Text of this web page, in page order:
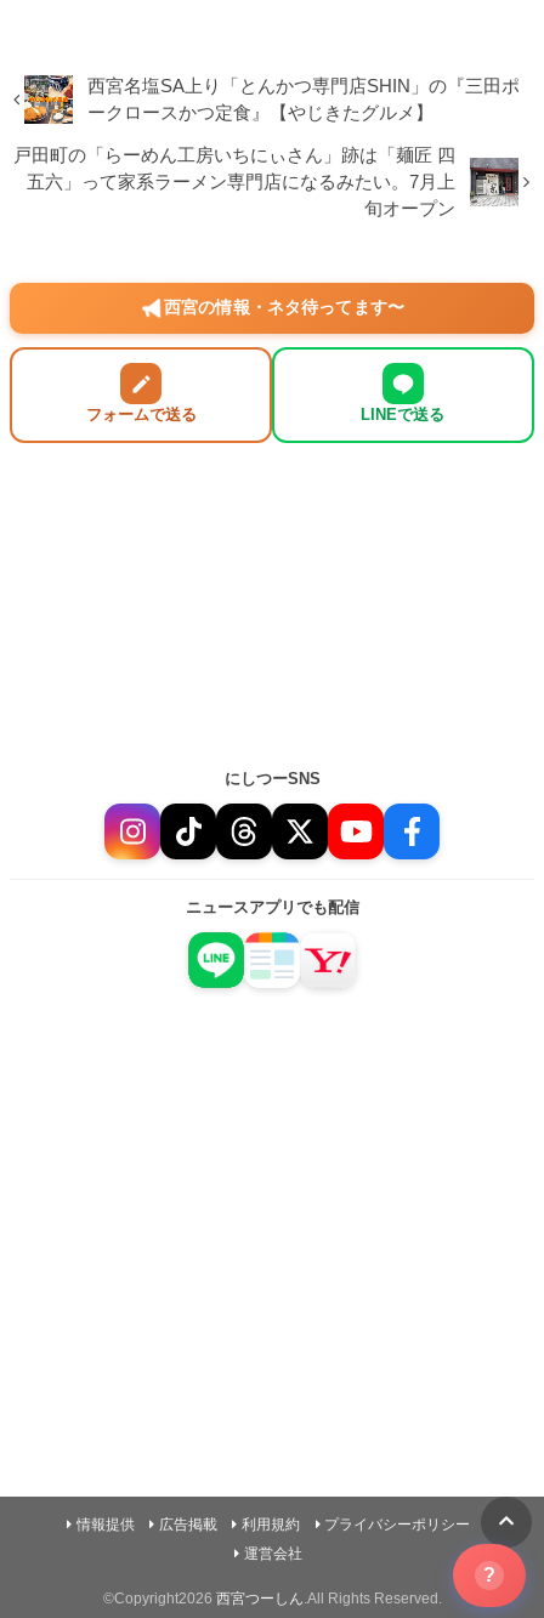
西宮名塩SA上り「とんかつ専門店SHIN」の『三田ポ
ークロースかつ定食』【やじきたグルメ】
戸田町の「らーめん工房いちにぃさん」跡は「麺匠 四
五六」って家系ラーメン専門店になるみたい。7月上
旬オープン
西宮の情報・ネタ待ってます〜
フォームで送る LINEで送る
にしつーSNS
ニュースアプリでも配信
情報提供 広告掲載 利用規約
プライバシーポリシー
運営会社
©Copyright2026 西宮つーしん .All Rights Reserved.
?